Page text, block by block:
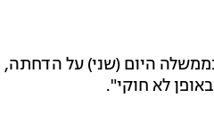
היום (שני) על הדחתה,
לא חוקי".